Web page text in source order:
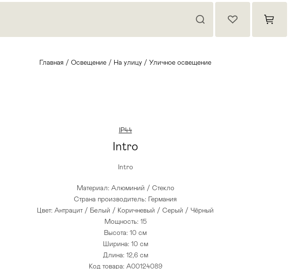
Главная / Освещение / На улицу / Уличное освещение
IP44
Intro
Intro
Материал: Алюминий / Стекло
Страна производитель: Германия
Цвет: Антрацит / Белый / Коричневый / Серый / Чёрный
Мощность: 15
Высота: 10 см
Ширина: 10 см
Длина: 12,6 см
Код товара: A00124089